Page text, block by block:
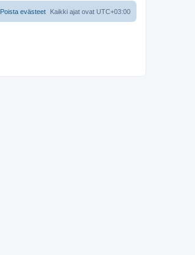
Kaikki ajat ovat UTC+03:00
Poista evästeet